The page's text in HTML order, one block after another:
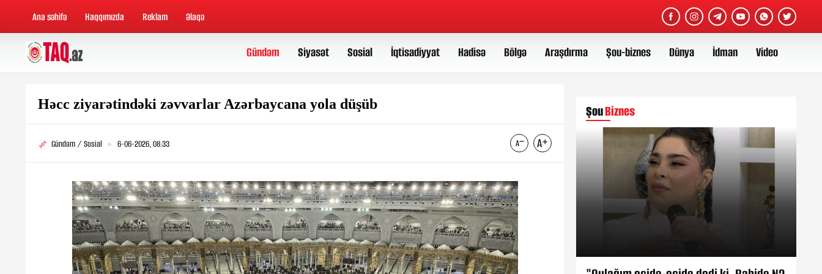
Ana səhifə Haqqımızda Reklam Əlaqə
Gündəm Siyasət Sosial İqtisadiyyat Hadisə Bölgə Araşdırma Şou-biznes Dünya İdman Video
Həcc ziyarətindəki zəvvarlar Azərbaycana yola düşüb
Gündəm / Sosial 6-06-2026, 08:33
ŞouBiznes